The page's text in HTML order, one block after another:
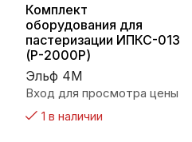
Комплект
оборудования для
пастеризации ИПКС-013
(Р-2000Р)
Эльф 4М
Вход для просмотра цены
1 в наличии